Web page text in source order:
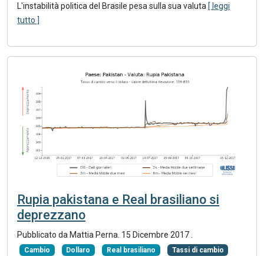
L'instabilità politica del Brasile pesa sulla sua valuta [ leggi
tutto ]
Rupia pakistana e Real brasiliano si
deprezzano
Pubblicato da Mattia Perna. 15 Dicembre 2017
Cambio Dollaro Real brasiliano Tassi di cambio